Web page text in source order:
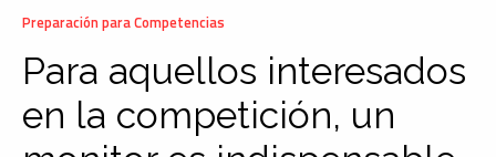
Preparación para Competencias
Para aquellos interesados
en la competición, un